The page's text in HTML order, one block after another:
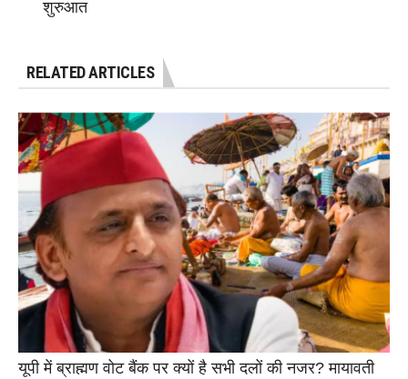
शुरुआत
RELATED ARTICLES
यूपी में ब्राह्मण वोट बैंक पर क्यों है सभी दलों की नजर? मायावती